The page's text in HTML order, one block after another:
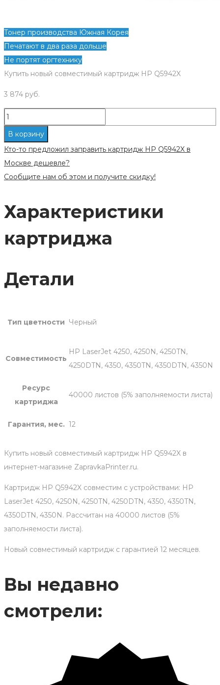
Тонер производства Южная Корея
Печатают в два раза дольше
Не портят оргтехнику
Купить новый совместимый картридж HP Q5942X
3 874 руб.
Количество
Новый
совместимый
картридж
В корзину
Кто-то предложил заправить картридж HP Q5942X в
Москве дешевле?
Сообщите нам об этом и получите скидку!
Характеристики
картриджа
Детали
Тип цветности Черный
Совместимость
HP LaserJet 4250, 4250N, 4250TN,
4250DTN, 4350, 4350TN, 4350DTN, 4350N
Ресурс
картриджа
40000 листов (5% заполняемости листа)
Гарантия, мес. 12
Купить новый совместимый картридж HP Q5942X в
интернет-магазине ZapravkaPrinter.ru.
Картридж HP Q5942X совместим с устройствами: HP
LaserJet 4250, 4250N, 4250TN, 4250DTN, 4350, 4350TN,
4350DTN, 4350N. Рассчитан на 40000 листов (5%
заполняемости листа).
Новый совместимый картридж с гарантией 12 месяцев.
Вы недавно
смотрели: